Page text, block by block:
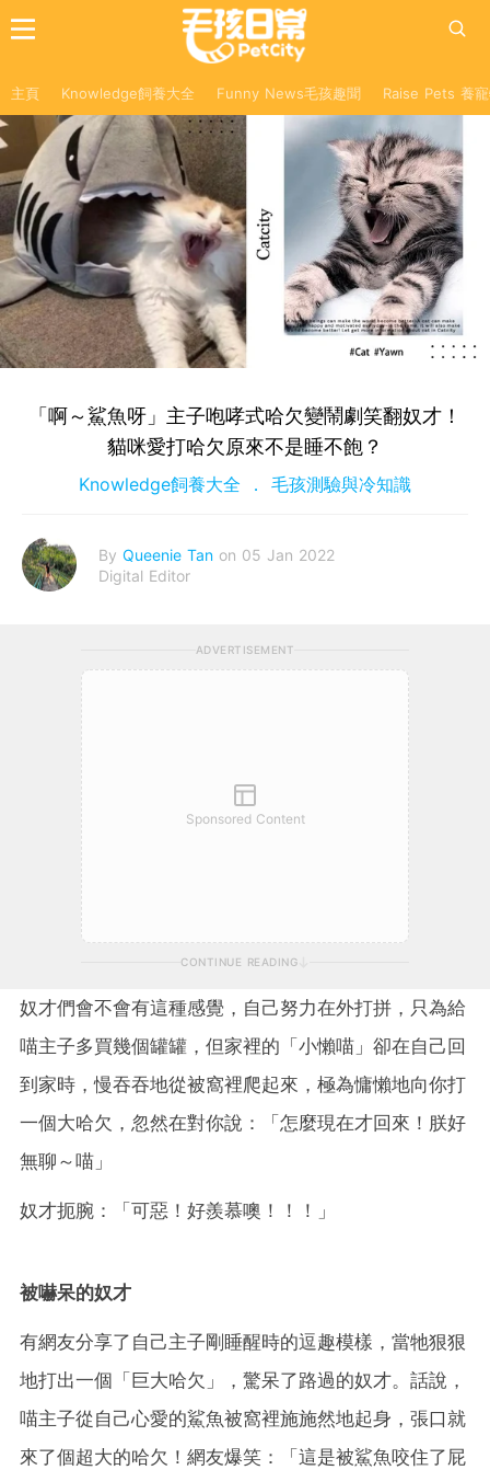
主頁 Knowledge飼養大全 Funny News毛孩趣聞 Raise Pets 養
「啊～鯊魚呀」主子咆哮式哈欠變鬧劇笑翻奴才！
貓咪愛打哈欠原來不是睡不飽？
Knowledge飼養大全 毛孩測驗與冷知識
By Queenie Tan on 05 Jan 2022
Digital Editor
ADVERTISEMENT
Sponsored Content
CONTINUE READING
奴才們會不會有這種感覺，自己努力在外打拼，只為給
喵主子多買幾個罐罐，但家裡的「小懶喵」卻在自己回
到家時，慢吞吞地從被窩裡爬起來，極為慵懶地向你打
一個大哈欠，忽然在對你說：「怎麼現在才回來！朕好
無聊～喵」
奴才扼腕：「可惡！好羨慕噢！！！」
被嚇呆的奴才
有網友分享了自己主子剛睡醒時的逗趣模樣，當牠狠狠
地打出一個「巨大哈欠」，驚呆了路過的奴才。話說，
喵主子從自己心愛的鯊魚被窩裡施施然地起身，張口就
來了個超大的哈欠！網友爆笑：「這是被鯊魚咬住了屁